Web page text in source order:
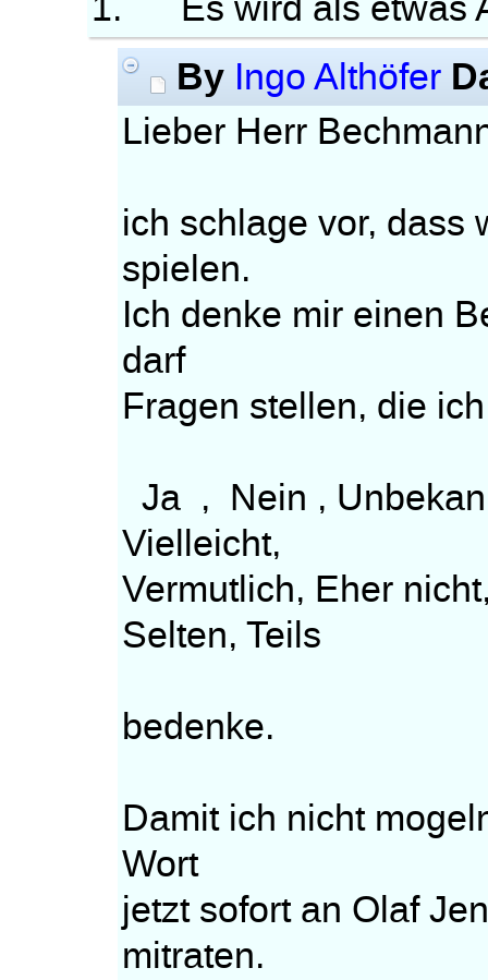
By Ingo Althöfer
Lieber Herr
ich schlage vor, dass
spielen.
Ich denke mir einen
darf
Fragen stellen, die
Ja , Nein ,
Vielleicht,
Vermutlich, Eher
Selten, Teils
bedenke.
Damit ich nicht
Wort
jetzt sofort an Olaf
mitraten.